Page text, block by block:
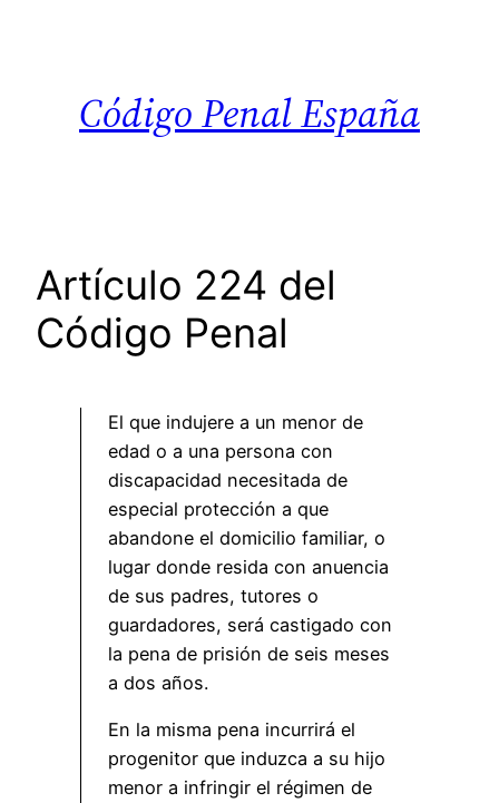
Código Penal España
Artículo 224 del
Código Penal
El que indujere a un menor de
edad o a una persona con
discapacidad necesitada de
especial protección a que
abandone el domicilio familiar, o
lugar donde resida con anuencia
de sus padres, tutores o
guardadores, será castigado con
la pena de prisión de seis meses
a dos años.
En la misma pena incurrirá el
progenitor que induzca a su hijo
menor a infringir el régimen de